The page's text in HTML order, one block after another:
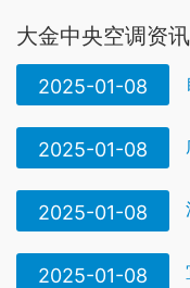
大金中央空调资讯
2025-01-08
2025-01-08
2025-01-08
2025-01-08